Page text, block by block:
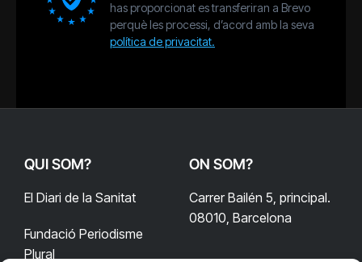
has proporcionat es transferiran a Brevo
perquè les processi, d’acord amb la seva
política de privacitat.
QUI SOM?
El Diari de la Sanitat
Fundació Periodisme
Plural
ON SOM?
Carrer Bailén 5, principal.
08010, Barcelona